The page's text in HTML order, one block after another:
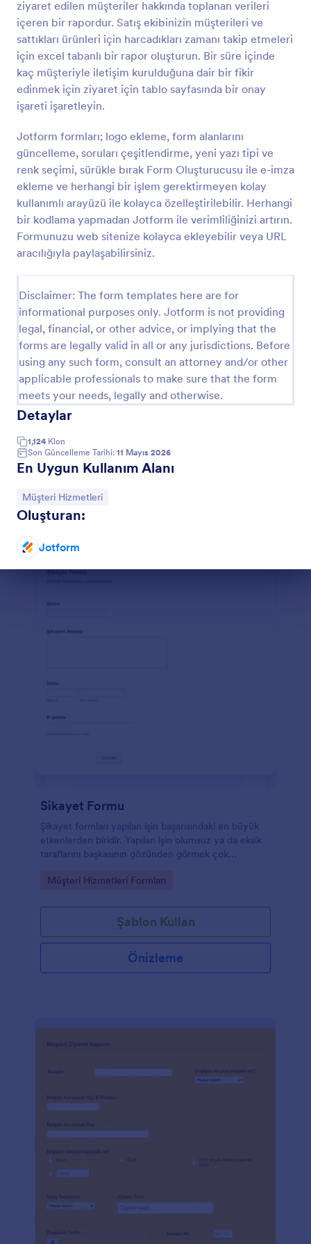
ziyaret edilen müşteriler hakkında toplanan verileri
içeren bir rapordur. Satış ekibinizin müşterileri ve
sattıkları ürünleri için harcadıkları zamanı takip etmeleri
için excel tabanlı bir rapor oluşturun. Bir süre içinde
kaç müşteriyle iletişim kurulduğuna dair bir fikir
edinmek için ziyaret için tablo sayfasında bir onay
işareti işaretleyin.
Jotform formları; logo ekleme, form alanlarını
güncelleme, soruları çeşitlendirme, yeni yazı tipi ve
renk seçimi, sürükle bırak Form Oluşturucusu ile e-imza
ekleme ve herhangi bir işlem gerektirmeyen kolay
kullanımlı arayüzü ile kolayca özelleştirilebilir. Herhangi
bir kodlama yapmadan Jotform ile verimliliğinizi artırın.
Formunuzu web sitenize kolayca ekleyebilir veya URL
aracılığıyla paylaşabilirsiniz.
Disclaimer: The form templates here are for
informational purposes only. Jotform is not providing
legal, financial, or other advice, or implying that the
forms are legally valid in all or any jurisdictions. Before
using any such form, consult an attorney and/or other
applicable professionals to make sure that the form
meets your needs, legally and otherwise.
Detaylar
1,124 Klon
Son Güncelleme Tarihi: 11 Mayıs 2026
En Uygun Kullanım Alanı
Kategoriye git:
Müşteri Hizmetleri
Oluşturan:
Jotform
Önizleme
Yeni Müşteri Kayıt Formu
Yeni müşterilerinizin iletişim bilgilerini alarak kayıt
olmalarını ve referans vermelerini sağlayan form
örneği.
Go to Category:
İş Formları
Şablon Kullan
Sikayet Formu
Şikayet formları yapılan işin başarısındaki en büyük
etkenlerden biridir. Yapılan işin olumsuz ya da eksik
taraflarını başkasının gözünden görmek çok
açısından zaman kazandırır ve farkındalığınızı arttırır.
Go to Category:
Müşteri Hizmetleri Formları
Şablon Kullan
Önizleme